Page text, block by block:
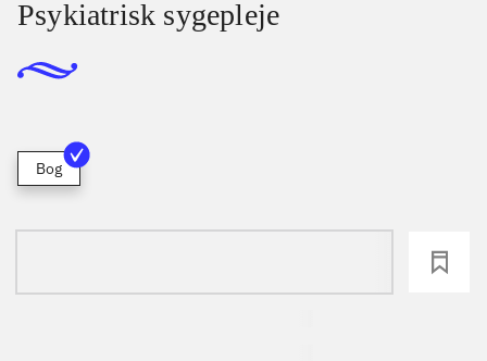
Psykiatrisk sygepleje
Bog